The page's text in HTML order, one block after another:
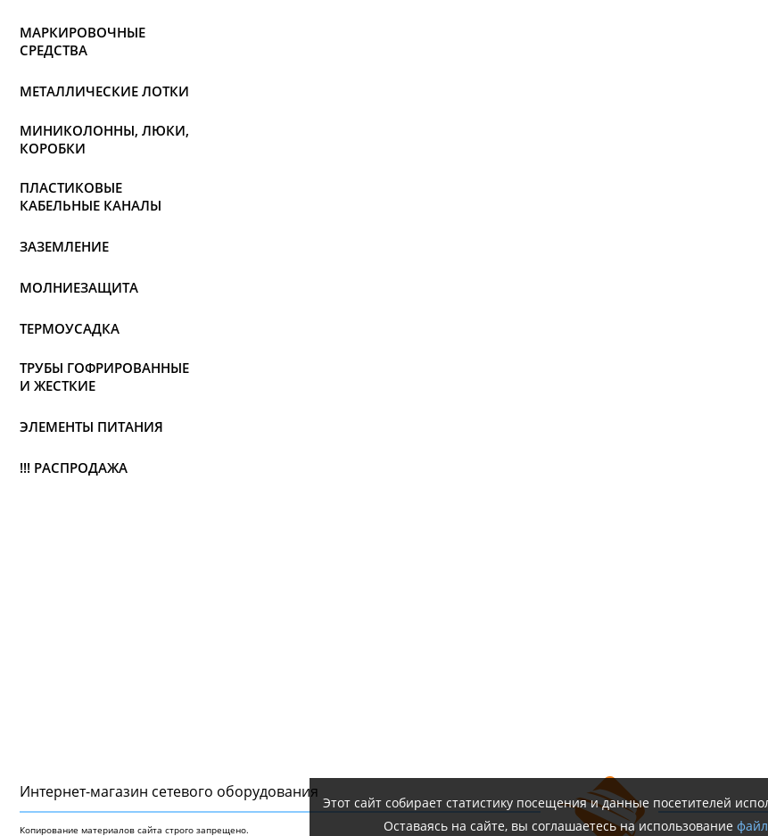
МАРКИРОВОЧНЫЕ
СРЕДСТВА
МЕТАЛЛИЧЕСКИЕ ЛОТКИ
МИНИКОЛОННЫ, ЛЮКИ,
КОРОБКИ
ПЛАСТИКОВЫЕ
КАБЕЛЬНЫЕ КАНАЛЫ
ЗАЗЕМЛЕНИЕ
МОЛНИЕЗАЩИТА
ТЕРМОУСАДКА
ТРУБЫ ГОФРИРОВАННЫЕ
И ЖЕСТКИЕ
ЭЛЕМЕНТЫ ПИТАНИЯ
!!! РАСПРОДАЖА
Интернет-магазин сетeвого оборудования
Копирование материалов сайта строго запрещено.
Этот сайт собирает статистику посещения и данные посетителей
Оставаясь на сайте, вы соглашаетесь на использование